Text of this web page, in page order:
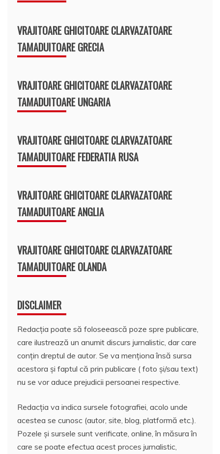
VRAJITOARE GHICITOARE CLARVAZATOARE
TAMADUITOARE GRECIA
VRAJITOARE GHICITOARE CLARVAZATOARE
TAMADUITOARE UNGARIA
VRAJITOARE GHICITOARE CLARVAZATOARE
TAMADUITOARE FEDERATIA RUSA
VRAJITOARE GHICITOARE CLARVAZATOARE
TAMADUITOARE ANGLIA
VRAJITOARE GHICITOARE CLARVAZATOARE
TAMADUITOARE OLANDA
DISCLAIMER
Redacția poate să foloseească poze spre publicare,
care ilustrează un anumit discurs jurnalistic, dar care
conțin dreptul de autor. Se va menționa însă sursa
acestora și faptul că prin publicare ( foto și/sau text)
nu se vor aduce prejudicii persoanei respective.
Redacția va indica sursele fotografiei, acolo unde
acestea se cunosc (autor, site, blog, platformă etc.).
Pozele și sursele sunt verificate, online, în măsura în
care se poate efectua acest proces jurnalistic,